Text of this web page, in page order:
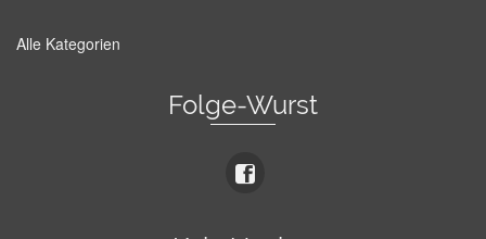
Alle Kategorien
Folge-Wurst